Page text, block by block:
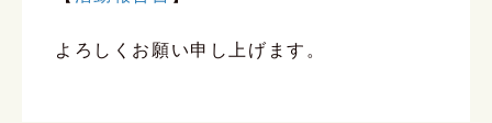
よろしくお願い申し上げます。